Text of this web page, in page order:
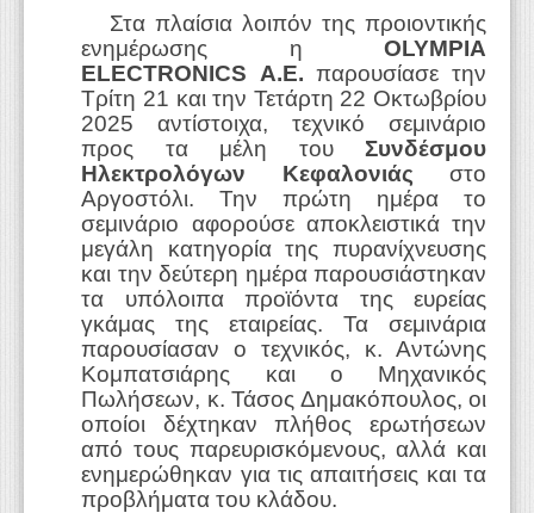
Στα πλαίσια λοιπόν της προιοντικής
ενημέρωσης η OLYMPIA
ELECTRONICS Α.Ε. παρουσίασε την
Τρίτη 21 και την Τετάρτη 22 Οκτωβρίου
2025 αντίστοιχα, τεχνικό σεμινάριο
προς τα μέλη του Συνδέσμου
Ηλεκτρολόγων Κεφαλονιάς στο
Αργοστόλι. Την πρώτη ημέρα το
σεμινάριο αφορούσε αποκλειστικά την
μεγάλη κατηγορία της πυρανίχνευσης
και την δεύτερη ημέρα παρουσιάστηκαν
τα υπόλοιπα προϊόντα της ευρείας
γκάμας της εταιρείας. Τα σεμινάρια
παρουσίασαν ο τεχνικός, κ. Αντώνης
Κομπατσιάρης και ο Μηχανικός
Πωλήσεων, κ. Τάσος Δημακόπουλος, οι
οποίοι δέχτηκαν πλήθος ερωτήσεων
από τους παρευρισκόμενους, αλλά και
ενημερώθηκαν για τις απαιτήσεις και τα
προβλήματα του κλάδου.